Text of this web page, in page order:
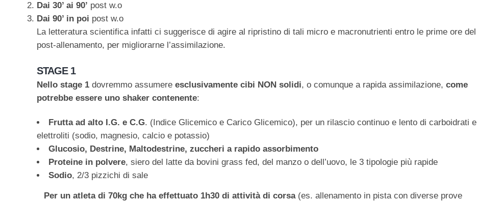
Dai 30’ ai 90’ post w.o
Dai 90’ in poi post w.o
La letteratura scientifica infatti ci suggerisce di agire al ripristino di tali micro e macronutrienti entro le prime ore del
post-allenamento, per migliorarne l’assimilazione.
STAGE 1
Nello stage 1 dovremmo assumere esclusivamente cibi NON solidi, o comunque a rapida assimilazione, come
potrebbe essere uno shaker contenente:
Frutta ad alto I.G. e C.G. (Indice Glicemico e Carico Glicemico), per un rilascio continuo e lento di carboidrati e
elettroliti (sodio, magnesio, calcio e potassio)
Glucosio, Destrine, Maltodestrine, zuccheri a rapido assorbimento
Proteine in polvere, siero del latte da bovini grass fed, del manzo o dell’uovo, le 3 tipologie più rapide
Sodio, 2/3 pizzichi di sale
Per un atleta di 70kg che ha effettuato 1h30 di attività di corsa(es. allenamento in pista con diverse prove